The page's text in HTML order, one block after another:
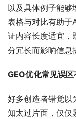
以及具体例子能够
表格与对比有助于
证内容长度适宜，
分冗长而影响信息
GEO优化常见误
好多创造者错觉以
知太过片面，仅仅